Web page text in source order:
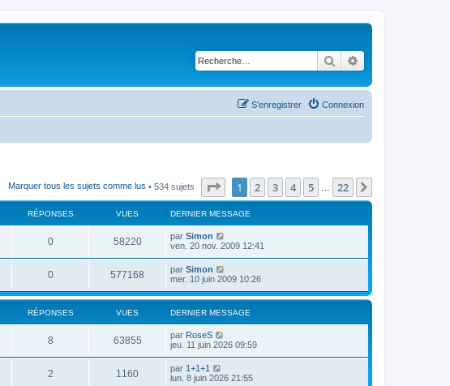
Rechercher
Connexion
S’enregistrer
Marquer tous les sujets comme lus • 534 sujets Page sur22
1 2 3 4 5 22
RÉPONSES VUES DERNIER MESSAGE
0 58220 par Simon
ven. 20 nov. 2009 12:41
0 577168 par Simon
mer. 10 juin 2009 10:26
RÉPONSES VUES DERNIER MESSAGE
8 63855 par RoseS
jeu. 11 juin 2026 09:59
2 1160 par 1+1+1
lun. 8 juin 2026 21:55